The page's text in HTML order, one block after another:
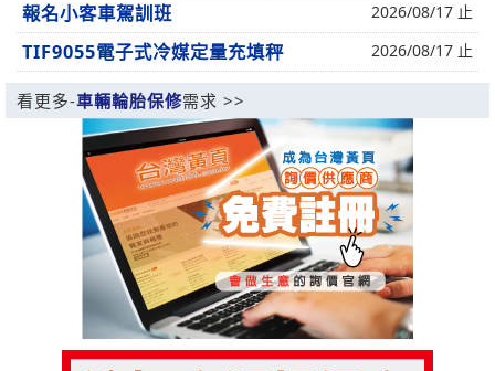
報名小客車駕訓班 2026/08/17 止
TIF9055電子式冷媒定量充填秤 2026/08/17 止
看更多-車輛輪胎保修需求 >>